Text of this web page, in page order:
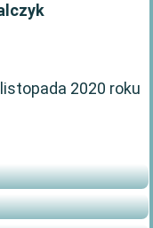
2020 roku